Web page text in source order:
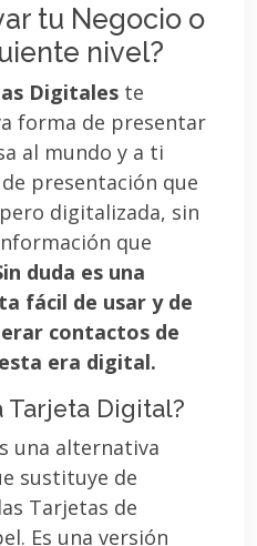
tu Negocio o
nivel?
Digitales te
forma de presentar
al mundo y a ti
presentación que
digitalizada, sin
que
duda es una
fácil de usar y de
contactos de
era digital.
Tarjeta Digital?
una alternativa
sustituye de
Tarjetas de
Es una versión